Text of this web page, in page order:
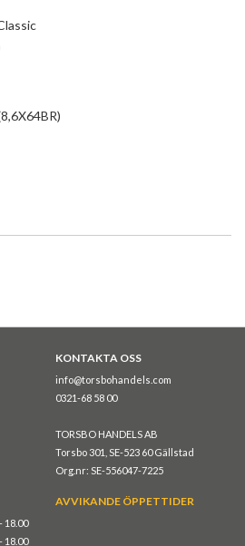
KONTAKTA OSS
info@torsbohandels.com
0321-68 58 00
TORSBO HANDELS AB
Torsbo 301, SE-523 60 Gällstad
Org.nr: SE-556047-7225
18.00
18.00
AVVIKANDE ÖPPETTIDER